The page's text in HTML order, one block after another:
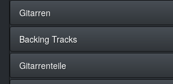
Gitarren
Backing Tracks
Gitarrenteile